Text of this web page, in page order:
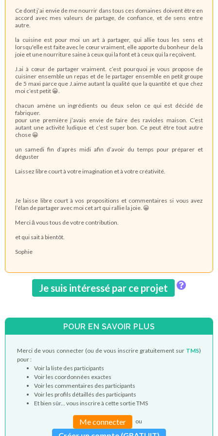
Ce dont j’ai envie de me nourrir dans tous ces domaines doivent être en
accord avec mes valeurs de partage, de confiance, et de sens entre
autre.
la cuisine est pour moi un art à partager, qui allie tous les sens et
lorsqu'elle est faite avec le cœur vraiment, elle apporte du bonheur de la
joie et une nourriture saine à ceux qui la font et à ceux qui la reçoivent.
J.ai à cœur de partager vraiment. c’est pourquoi je vous propose de
cuisiner ensemble un repas et de le partager ensemble en petit groupe
de 5 maxi parce que J.aime autant la qualité que la quantité et que chez
moi c’est petit 😀.
chacun amène un ingrédients ou deux selon ce qui est décidé de
fabriquer.
pour une première j’avais envie de faire des ravioles maison. C’est
autant une activité ludique et c’est super bon. Ce peut être tout autre
chose 😀
un samedi fin d’après midi afin d’avoir du temps pour préparer et
déguster
Laissez libre court à votre imagination et à votre créativité.
Je laisse libre court à vos propositions et commentaires si vous avez
l’élan de partager avec moi cet art qui rallie la joie. 😀
Merci ā vous tous de votre contribution.
et qui sait à bientôt.
Sophie
Je suis intéressé par ce projet
POUR EN SAVOIR PLUS
Merci de vous connecter (ou de vous inscrire gratuitement sur TMS)
pour :
Voir la liste des participants
Voir les coordonnées exactes
Voir les commentaires des participants
Voir les profils détaillés des participants
Et bien sûr... vous inscrire à cette sortie TMS
Me connecter ou